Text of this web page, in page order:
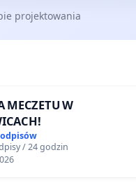
na
projektowania
MECZETU W
/ 24 godzin